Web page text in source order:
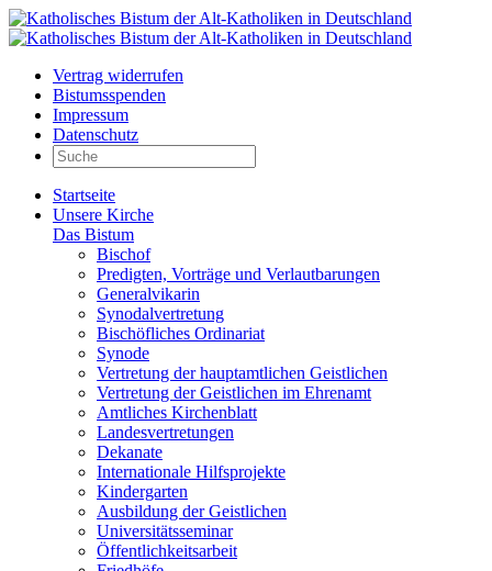
Vertrag widerrufen
Bistumsspenden
Impressum
Datenschutz
Startseite
Unsere Kirche
Das Bistum
Bischof
Predigten, Vorträge und Verlautbarungen
Generalvikarin
Synodalvertretung
Bischöfliches Ordinariat
Synode
Vertretung der hauptamtlichen Geistlichen
Vertretung der Geistlichen im Ehrenamt
Amtliches Kirchenblatt
Landesvertretungen
Dekanate
Internationale Hilfsprojekte
Kindergarten
Ausbildung der Geistlichen
Universitätsseminar
Öffentlichkeitsarbeit